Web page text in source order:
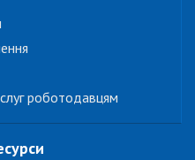
роботодавцям